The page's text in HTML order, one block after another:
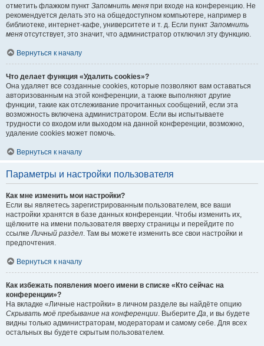
отметить флажком пункт Запомнить меня при входе на конференцию. Не
рекомендуется делать это на общедоступном компьютере, например в
библиотеке, интернет-кафе, университете и т. д. Если пункт Запомнить
меня отсутствует, это значит, что администратор отключил эту функцию.
Вернуться к началу
Что делает функция «Удалить cookies»?
Она удаляет все созданные cookies, которые позволяют вам оставаться
авторизованным на этой конференции, а также выполняют другие
функции, такие как отслеживание прочитанных сообщений, если эта
возможность включена администратором. Если вы испытываете
трудности со входом или выходом на данной конференции, возможно,
удаление cookies может помочь.
Вернуться к началу
Параметры и настройки пользователя
Как мне изменить мои настройки?
Если вы являетесь зарегистрированным пользователем, все ваши
настройки хранятся в базе данных конференции. Чтобы изменить их,
щёлкните на имени пользователя вверху страницы и перейдите по
ссылкеЛичный раздел. Там вы можете изменить все свои настройки и
предпочтения.
Вернуться к началу
Как избежать появления моего имени в списке «Кто сейчас на
конференции»?
На вкладке «Личные настройки» в личном разделе вы найдёте опцию
Скрывать моё пребывание на конференции. ВыберитеДа, и вы будете
видны только администраторам, модераторам и самому себе. Для всех
остальных вы будете скрытым пользователем.